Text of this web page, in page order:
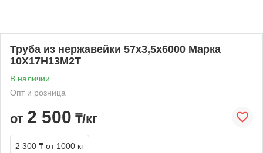
Труба из нержавейки 57х3,5х6000 Марка
10Х17Н13М2Т
В наличии
Опт и розница
от 2 500 ₸/кг
2 300 ₸ от 1000 кг